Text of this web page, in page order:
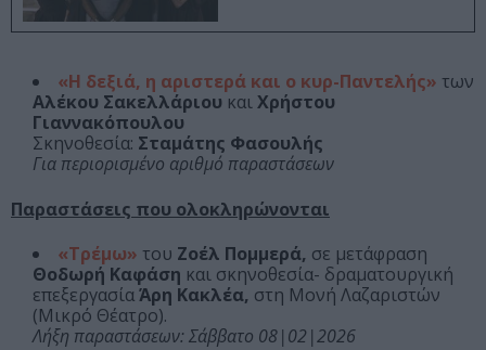
«Η δεξιά, η αριστερά και ο κυρ-Παντελής» των
Αλέκου Σακελλάριου καιΧρήστου
Γιαννακόπουλου
Σκηνοθεσία: Σταμάτης Φασουλής
Για περιορισμένο αριθμό παραστάσεων
Παραστάσεις που ολοκληρώνονται
«Τρέμω» του Ζοέλ Πομμερά, σε μετάφραση
Θοδωρή Καφάση και σκηνοθεσία- δραματουργική
επεξεργασίαΆρη Κακλέα, στη Μονή Λαζαριστών
(Μικρό Θέατρο).
Λήξη παραστάσεων: Σάββατο 08|02|2026